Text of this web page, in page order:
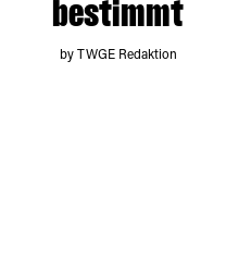
bestimmt
by TWGE Redaktion